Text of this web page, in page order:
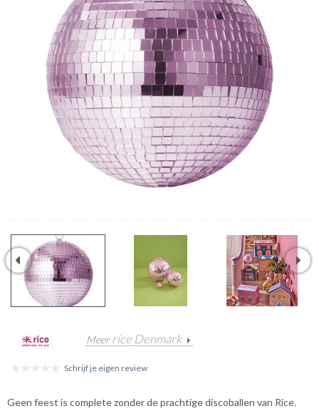
Meerrice Denmark
Schrijf je eigen review
Geen feest is complete zonder de prachtige discoballen van Rice.